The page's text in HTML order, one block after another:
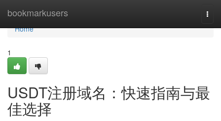
bookmarkusers
Home
Home
1
USDT注册域名：快速指南与最
佳选择